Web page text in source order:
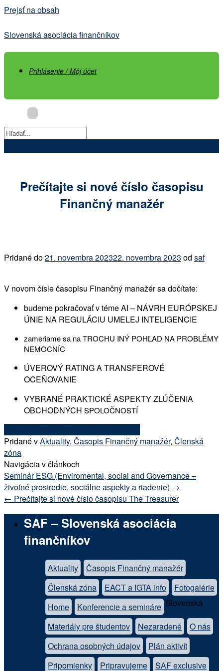
Prejsť na obsah
Slovenská asociácia finančníkov
Prihlásenie / Môj účet
Prečítajte si nové číslo časopisu
Finančný manažér
Pridané do21. novembra 202322. novembra 2023 od saf
V novom čísle časopisu Finančný manažér sa dočítate:
budeme pokračovať v téme AI – NÁVRH EURÓPSKEJ
ÚNIE NA REGULÁCIU UMELEJ INTELIGENCIE
zameriame sa na TROCHU INÝ POHĽAD NA PROBLÉMY
NEMOCNÍC
ÚVEROVÝ RATING A TRANSFEROVÉ
OCEŇOVANIE
VYBRANÉ PRAKTICKÉ ASPEKTY ZLÚČENIA
OBCHODNÝCH SPOLOČNOSTÍ
Pridané vAktuality, Časopis Finančný manažér, Členská
zóna
Navigácia v článkoch
Seminár ESG (Enviromental, social and Governance –
životné prostredie, sociálne aspekty a riadenie) →
← Prečítajte si nové číslo časopisu The Treasurer
SAF – Slovenská asociácia
finančníkov
Aktuality
Časopis Finančný manažér
Členská zóna
EACT a IGTA info
Fotogalérie
Home
Konferencie a semináre
Materiály pre študentov
Nezaradené
O nás
Ochrana osobných údajov
Plán aktivít
Pripomienky
Pripravujeme SAF exclusive
Slovenská